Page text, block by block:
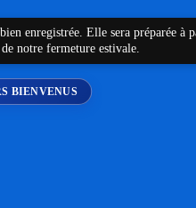
enregistrée. Elle sera préparée à
notre fermeture estivale.
BIENVENUS